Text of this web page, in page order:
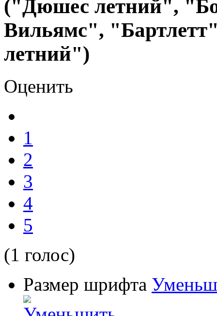
("Дюшес летний",
Вильямс",
летний")
Оценить
1
2
3
4
5
(1 голос)
Размер шрифта